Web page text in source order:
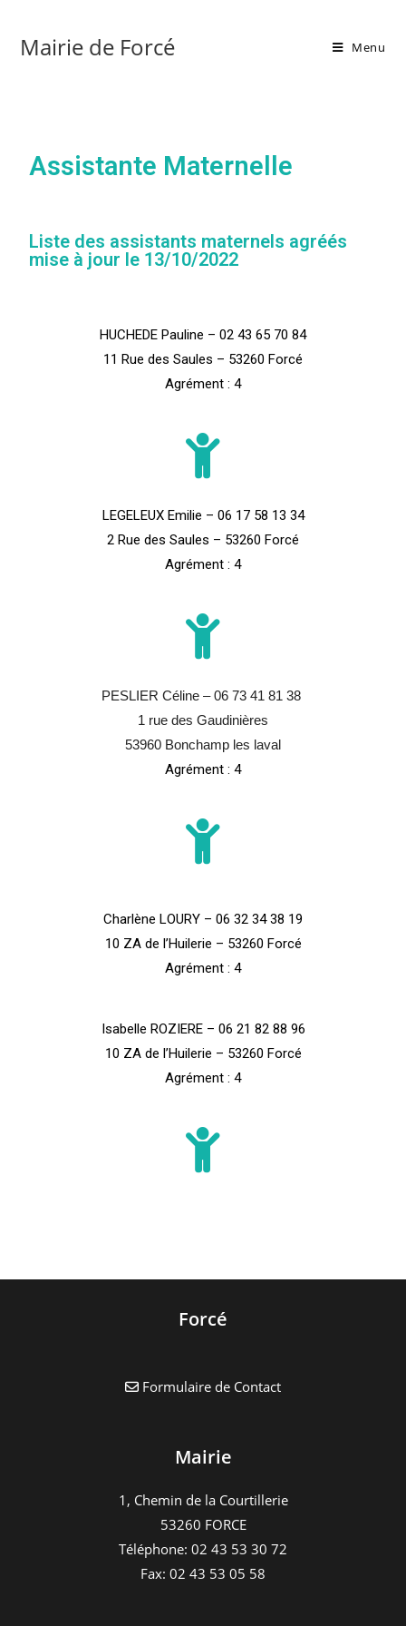
Mairie de Forcé Menu
Assistante Maternelle
Liste des assistants maternels agréés
mise à jour le 13/10/2022
HUCHEDE Pauline – 02 43 65 70 84
11 Rue des Saules – 53260 Forcé
Agrément : 4
LEGELEUX Emilie – 06 17 58 13 34
2 Rue des Saules – 53260 Forcé
Agrément : 4
PESLIER Céline – 06 73 41 81 38
1 rue des Gaudinières
53960 Bonchamp les laval
Agrément : 4
Charlène LOURY – 06 32 34 38 19
10 ZA de l’Huilerie – 53260 Forcé
Agrément : 4
Isabelle ROZIERE – 06 21 82 88 96
10 ZA de l’Huilerie – 53260 Forcé
Agrément : 4
Forcé
Formulaire de Contact
Mairie
1, Chemin de la Courtillerie
53260 FORCE
Téléphone: 02 43 53 30 72
Fax: 02 43 53 05 58